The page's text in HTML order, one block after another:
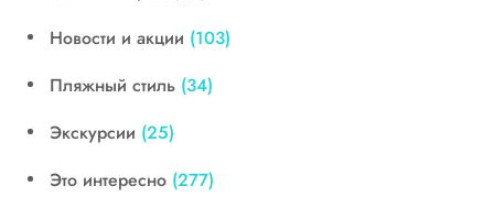
Новости и акции (103)
Пляжный стиль (34)
Экскурсии (25)
Это интересно (277)